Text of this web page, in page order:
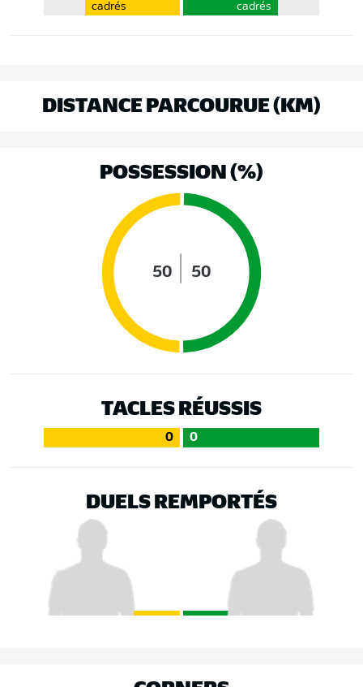
cadrés cadrés
DISTANCE PARCOURUE (KM)
POSSESSION (%)
50 50
TACLES RÉUSSIS
0 0
DUELS REMPORTÉS